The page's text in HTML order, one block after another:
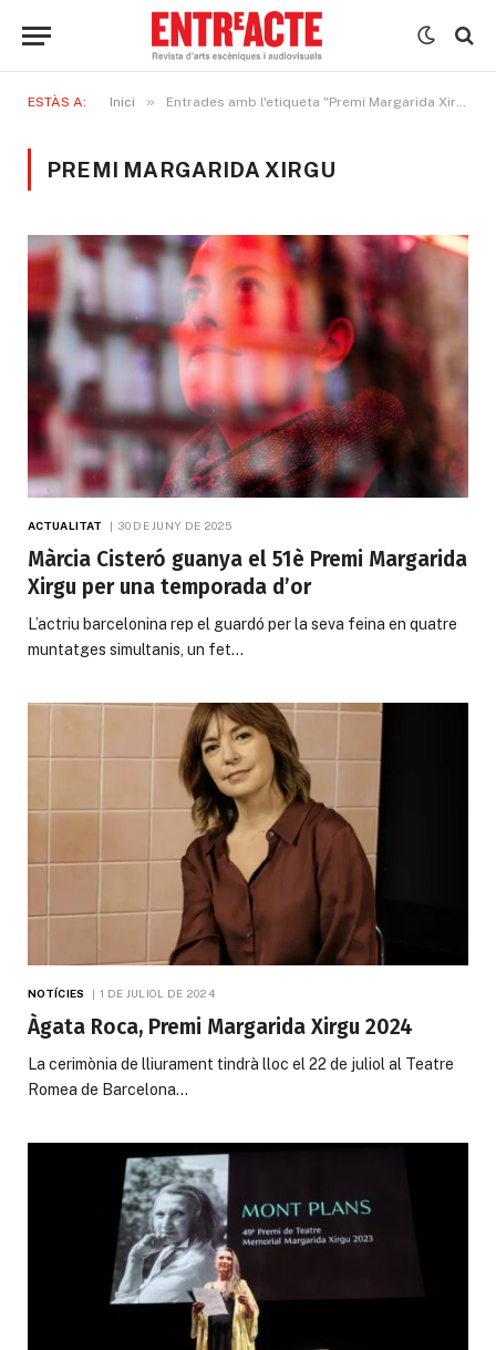
ESTÀS A: Inici » Entrades amb l'etiqueta "Premi Margarida Xirgu"
PREMI MARGARIDA XIRGU
ACTUALITAT 30 DE JUNY DE 2025
Màrcia Cisteró guanya el 51è Premi Margarida
Xirgu per una temporada d’or
L’actriu barcelonina rep el guardó per la seva feina en quatre
muntatges simultanis, un fet…
NOTÍCIES 1 DE JULIOL DE 2024
Àgata Roca, Premi Margarida Xirgu 2024
La cerimònia de lliurament tindrà lloc el 22 de juliol al Teatre
Romea de Barcelona…